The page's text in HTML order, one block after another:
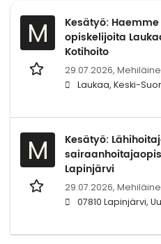
M
Kesätyö:
opiskelijoita
Kotihoito
29.07.2026,
Laukaa, Keski-
M
Kesätyö:
Lapinjärvi
29.07.2026,
07810 Lapinjärvi,